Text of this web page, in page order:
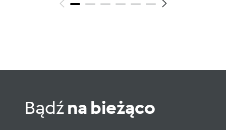
Bądźna bieżąco